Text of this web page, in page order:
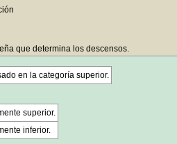
que determina los descensos.
en la categoría superior.
superior.
inferior.